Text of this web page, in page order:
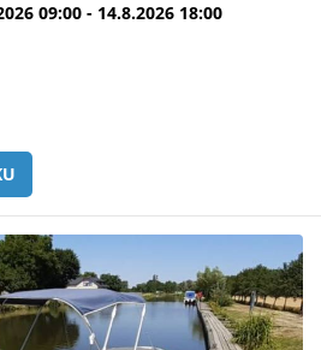
09:00 - 14.8.2026 18:00